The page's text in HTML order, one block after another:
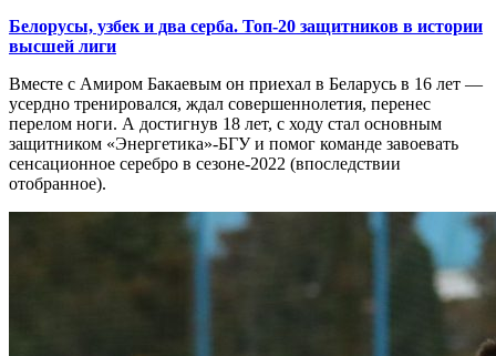
Белорусы, узбек и два серба. Топ-20 защитников в истории
высшей лиги
Вместе с Амиром Бакаевым он приехал в Беларусь в 16 лет —
усердно тренировался, ждал совершеннолетия, перенес
перелом ноги. А достигнув 18 лет, с ходу стал основным
защитником «Энергетика»-БГУ и помог команде завоевать
сенсационное серебро в сезоне-2022 (впоследствии
отобранное).